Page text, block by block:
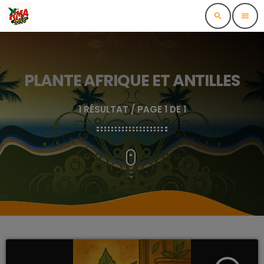
search menu
PLANTE AFRIQUE ET ANTILLES
1 RÉSULTAT / PAGE 1 DE 1